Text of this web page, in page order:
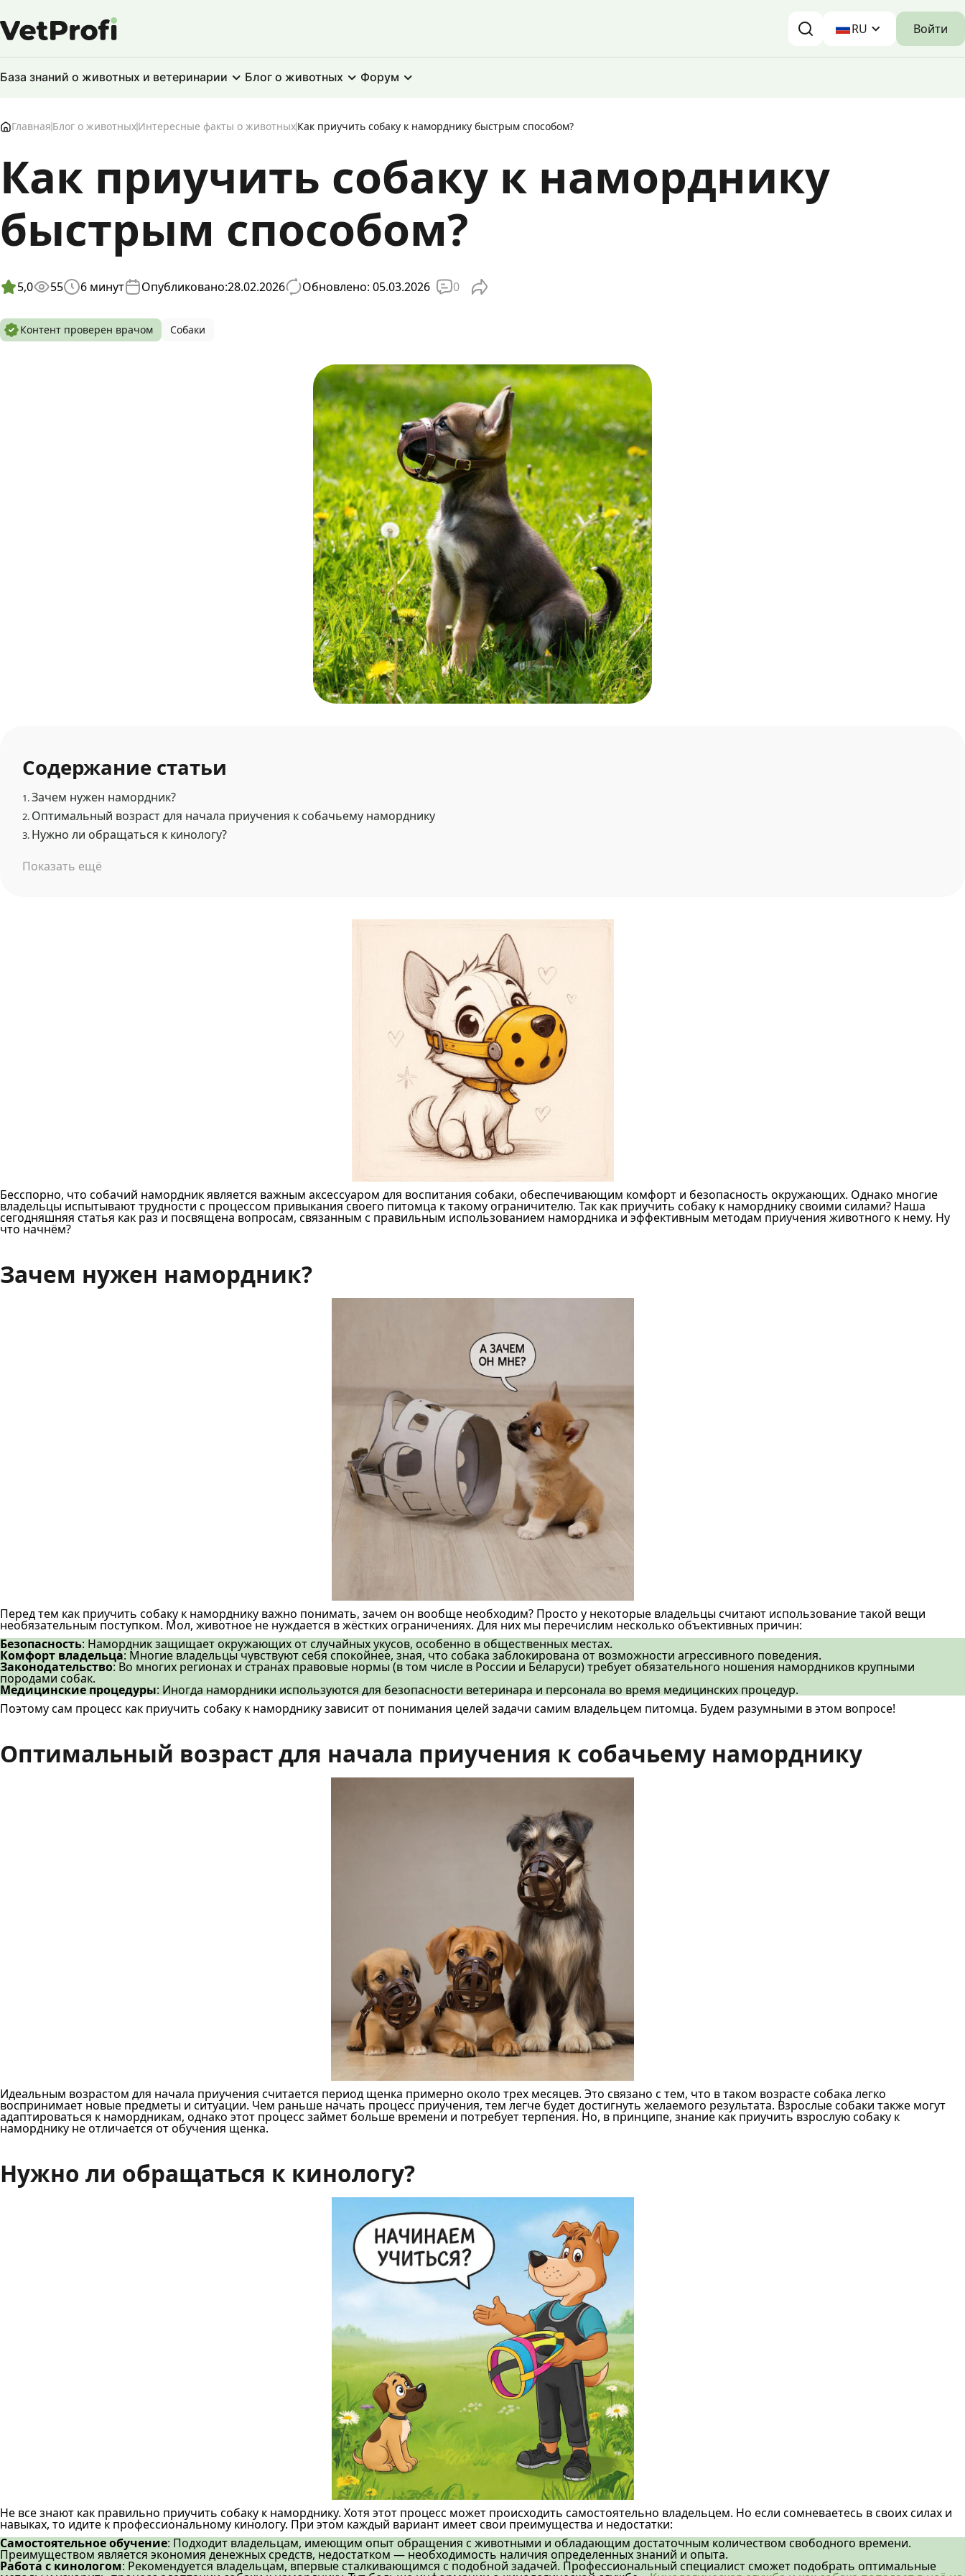
RU Войти
База знаний о животных и ветеринарии Блог о животных Форум
Главная Блог о животныхИнтересные факты о животныхКак приучить собаку к наморднику быстрым способом?
Как приучить собаку к наморднику
быстрым способом?
5,0 55 6 минут Опубликовано:28.02.2026 Обновлено: 05.03.2026 0
Контент проверен врачом Собаки
Содержание статьи
1.Зачем нужен намордник?
2. Оптимальный возраст для начала приучения к собачьему наморднику
3. Нужно ли обращаться к кинологу?
Показать ещё
Бесспорно, что собачий намордник является важным аксессуаром для воспитания собаки, обеспечивающим комфорт и безопасность окружающих. Однако многие
владельцы испытывают трудности с процессом привыкания своего питомца к такому ограничителю. Так как приучить собаку к наморднику своими силами? Наша
сегодняшняя статья как раз и посвящена вопросам, связанным с правильным использованием намордника и эффективным методам приучения животного к нему. Ну
что начнём?
Зачем нужен намордник?
Перед тем как приучить собаку к наморднику важно понимать, зачем он вообще необходим? Просто у некоторые владельцы считают использование такой вещи
необязательным поступком. Мол, животное не нуждается в жёстких ограничениях. Для них мы перечислим несколько объективных причин:
Безопасность: Намордник защищает окружающих от случайных укусов, особенно в общественных местах.
Комфорт владельца: Многие владельцы чувствуют себя спокойнее, зная, что собака заблокирована от возможности агрессивного поведения.
Законодательство: Во многих регионах и странах правовые нормы (в том числе в России и Беларуси) требует обязательного ношения намордников крупными
породами собак.
Медицинские процедуры: Иногда намордники используются для безопасности ветеринара и персонала во время медицинских процедур.
Поэтому сам процесс как приучить собаку к наморднику зависит от понимания целей задачи самим владельцем питомца. Будем разумными в этом вопросе!
Оптимальный возраст для начала приучения к собачьему наморднику
Идеальным возрастом для начала приучения считается период щенка примерно около трех месяцев. Это связано с тем, что в таком возрасте собака легко
воспринимает новые предметы и ситуации. Чем раньше начать процесс приучения, тем легче будет достигнуть желаемого результата. Взрослые собаки также могут
адаптироваться к намордникам, однако этот процесс займет больше времени и потребует терпения. Но, в принципе, знание как приучить взрослую собаку к
наморднику не отличается от обучения щенка.
Нужно ли обращаться к кинологу?
Не все знают как правильно приучить собаку к наморднику. Хотя этот процесс может происходить самостоятельно владельцем. Но если сомневаетесь в своих силах и
навыках, то идите к профессиональному кинологу. При этом каждый вариант имеет свои преимущества и недостатки:
Самостоятельное обучение: Подходит владельцам, имеющим опыт обращения с животными и обладающим достаточным количеством свободного времени.
Преимуществом является экономия денежных средств, недостатком — необходимость наличия определенных знаний и опыта.
Работа с кинологом: Рекомендуется владельцам, впервые сталкивающимся с подобной задачей. Профессиональный специалист сможет подобрать оптимальные